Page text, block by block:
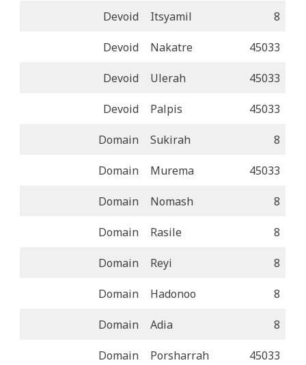
Devoid Itsyamil 8
Devoid Nakatre 45033
Devoid Ulerah 45033
Devoid Palpis 45033
Domain Sukirah 8
Domain Murema 45033
Domain Nomash 8
Domain Rasile 8
Domain Reyi 8
Domain Hadonoo 8
Domain Adia 8
Domain Porsharrah 45033